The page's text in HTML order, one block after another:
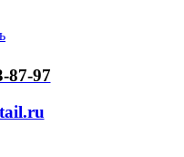
87-97